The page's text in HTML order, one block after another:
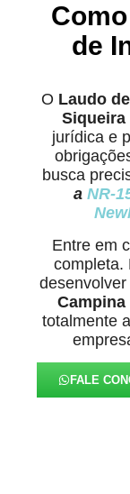
de
O Laudo
Siqueira
jurídica e
busca
a NR-
Entre em
completa.
desenvolver
totalmente
FALE